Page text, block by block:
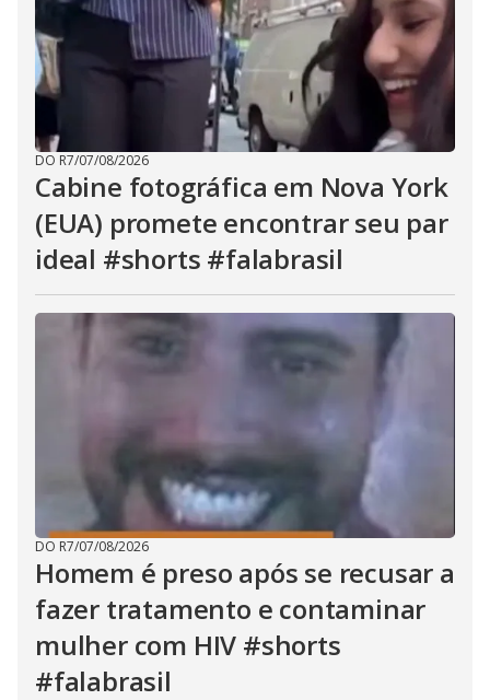
DO R7/07/08/2026
Cabine fotográfica em Nova York
(EUA) promete encontrar seu par
ideal #shorts #falabrasil
DO R7/07/08/2026
Homem é preso após se recusar a
fazer tratamento e contaminar
mulher com HIV #shorts
#falabrasil